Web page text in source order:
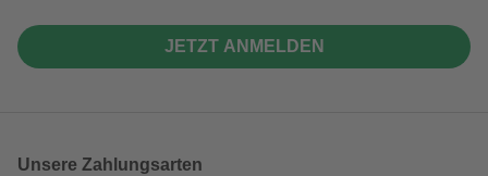
JETZT ANMELDEN
Unsere Zahlungsarten